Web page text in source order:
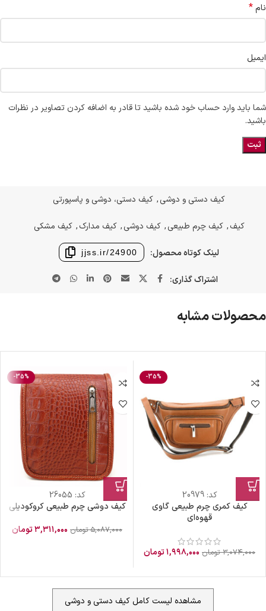
نام*
ایمیل
شما باید وارد حساب خود شده باشید تا قادر به اضافه کردن تصاویر در نظرات
باشید.
کیف دستی و دوشی, کیف دستی، دوشی و پاسپورتی
کیف, کیف چرم طبیعی, کیف دوشی, کیف مدارک, کیف مشکی
لینک کوتاه محصول: jjss.ir/24900
اشتراک گذاری:
محصولات مشابه
-35%
کد:20979
کیف کمری چرم طبیعی گاوی
قهوه‌ای
۳,۰۷۴,۰۰۰ تومان ۱,۹۹۸,۰۰۰تومان
-35%
کد: 26055
کیف دوشی چرم طبیعی کروکودیلی
۵,۰۸۷,۰۰۰ تومان ۳,۳۱۱,۰۰۰تومان
مشاهده لیست کامل کیف دستی و دوشی